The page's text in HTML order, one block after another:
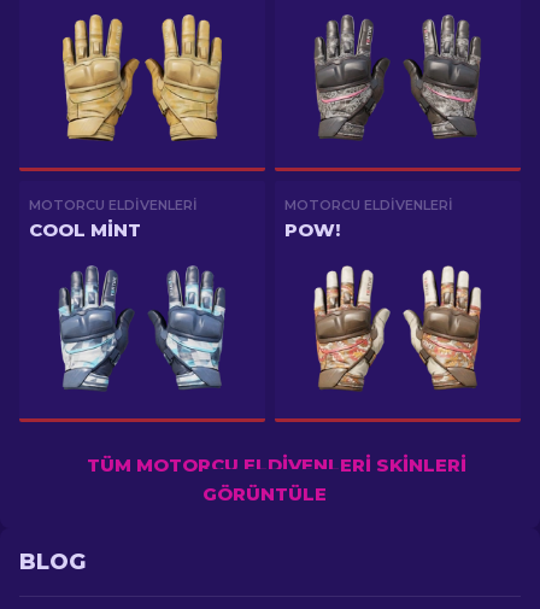
MOTORCU ELDIVENLERI
COOL MINT
MOTORCU ELDIVENLERI
POW!
TÜM MOTORCU ELDIVENLERI SKINLERI
GÖRÜNTÜLE
BLOG